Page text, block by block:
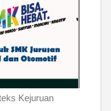
Kejuruan